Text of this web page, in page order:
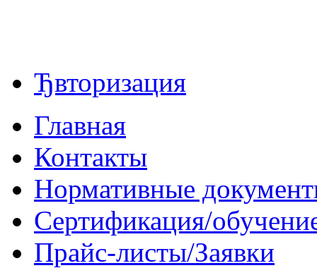
Ђвторизация
Главная
Контакты
Нормативные
Сертификация/
Прайс-листы/Заявки